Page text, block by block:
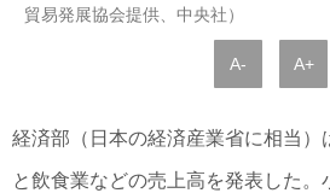
貿易発展協会提供、中央社）
A- A+
経済部（日本の経済産業省に相当）
と飲食業などの売上高を発表した。